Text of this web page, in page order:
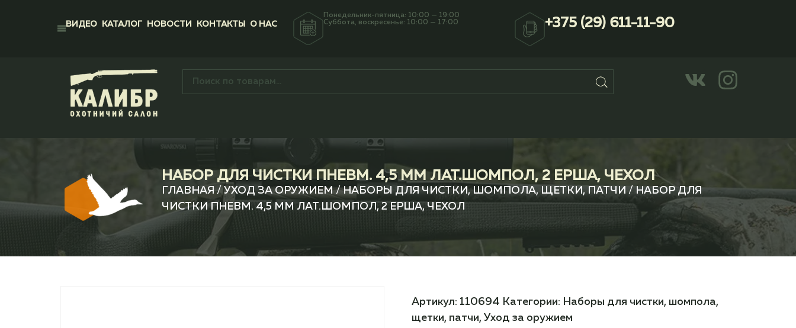
ВИДЕО КАТАЛОГ НОВОСТИ КОНТАКТЫ О НАС
Понедельник-пятница: 10:00 — 19:00
Суббота, воскресенье: 10:00 — 17:00
+375 (29) 611-11-90
НАБОР ДЛЯ ЧИСТКИ ПНЕВМ. 4,5 ММ ЛАТ.ШОМПОЛ, 2 ЕРША, ЧЕХОЛ
ГЛАВНАЯ /УХОД ЗА ОРУЖИЕМ/НАБОРЫ ДЛЯ ЧИСТКИ, ШОМПОЛА, ЩЕТКИ, ПАТЧИ / НАБОР ДЛЯ
ЧИСТКИ ПНЕВМ. 4,5 ММ ЛАТ.ШОМПОЛ, 2 ЕРША, ЧЕХОЛ
Артикул: 110694 Категории: Наборы для чистки, шомпола,
щетки, патчи, Уход за оружием